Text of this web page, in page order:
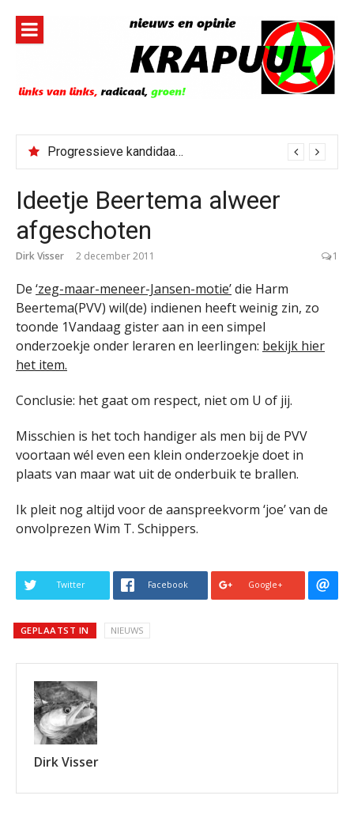
inhoud
Progressieve kandidaat El-Sayed senaatskandidaat Michigan
Ideetje Beertema alweer
afgeschoten
Dirk Visser 2 december 2011 1
De ‘zeg-maar-meneer-Jansen-motie’die Harm
Beertema(PVV) wil(de) indienen heeft weinig zin, zo
toonde 1Vandaag gister aan in een simpel
onderzoekje onder leraren en leerlingen: bekijk hier
het item.
Conclusie: het gaat om respect, niet om U of jij.
Misschien is het toch handiger als men bij de PVV
voortaan wél even een klein onderzoekje doet in
plaats van maar wat uit de onderbuik te brallen.
Ik pleit nog altijd voor de aanspreekvorm ‘joe’ van de
onvolprezen Wim T. Schippers.
Twitter Facebook Google+
GEPLAATST IN NIEUWS
Dirk Visser